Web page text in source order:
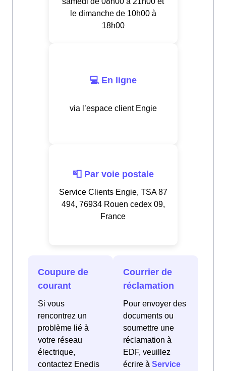
le dimanche de 10h00 à
18h00
💻 En ligne
via l’espace client Engie
📮 Par voie postale
Service Clients Engie, TSA 87
494, 76934 Rouen cedex 09,
France
Coupure de
courant
Si vous
rencontrez un
problème lié à
votre réseau
électrique,
contactez Enedis
Courrier de
réclamation
Pour envoyer des
documents ou
soumettre une
réclamation à
EDF, veuillez
écrire à Service